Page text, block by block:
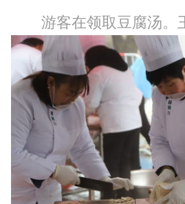
游客在领取豆腐汤。